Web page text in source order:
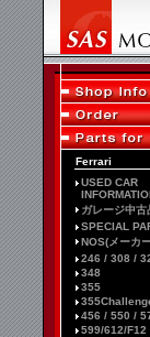
Ferrari
USED CAR
ガレージ中古
SPECIAL
NOS(メーカ
246 / 308 /
348
355
456 / 550 /
599/612/F12